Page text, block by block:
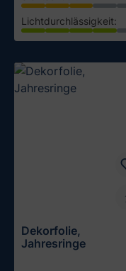
Lichtdurchlässigkeit:
Muster testen
Dekorfolie,
Jahresringe